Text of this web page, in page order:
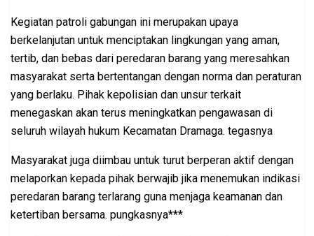
Kegiatan patroli gabungan ini merupakan upaya
berkelanjutan untuk menciptakan lingkungan yang aman,
tertib, dan bebas dari peredaran barang yang meresahkan
masyarakat serta bertentangan dengan norma dan peraturan
yang berlaku. Pihak kepolisian dan unsur terkait
menegaskan akan terus meningkatkan pengawasan di
seluruh wilayah hukum Kecamatan Dramaga. tegasnya
Masyarakat juga diimbau untuk turut berperan aktif dengan
melaporkan kepada pihak berwajib jika menemukan indikasi
peredaran barang terlarang guna menjaga keamanan dan
ketertiban bersama. pungkasnya***